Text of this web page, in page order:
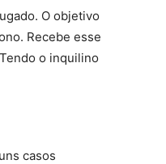
O objetivo
Recebe esse
o inquilino
casos